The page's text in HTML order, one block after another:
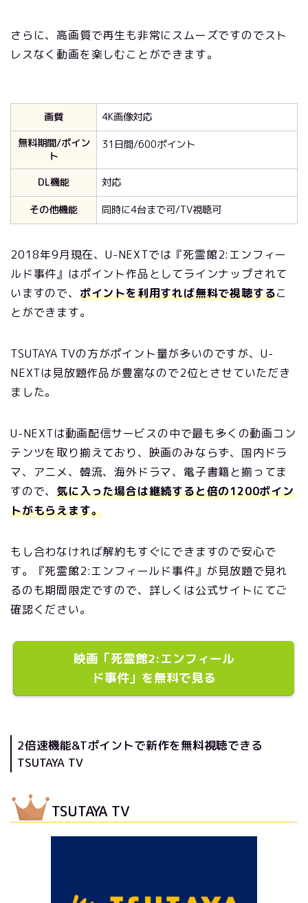
さらに、高画質で再生も非常にスムーズですのでスト
レスなく動画を楽しむことができます。
画質
4K画像対応
無料期間/ポイン
ト
31日間/600ポイント
DL機能
対応
その他機能
同時に4台まで可/TV視聴可
2018年9月現在、U-NEXTでは『死霊館2:エンフィー
ルド事件』はポイント作品としてラインナップされて
いますので、 ポイントを利用すれば無料で視聴するこ
とができます。
TSUTAYA TVの方がポイント量が多いのですが、U-
NEXTは見放題作品が豊富なので2位とさせていただき
ました。
U-NEXTは動画配信サービスの中で最も多くの動画コン
テンツを取り揃えており、映画のみならず、国内ドラ
マ、アニメ、韓流、海外ドラマ、電子書籍と揃ってま
すので、気に入った場合は継続すると倍の1200ポイン
トがもらえます。
もし合わなければ解約もすぐにできますので安心で
す。『死霊館2:エンフィールド事件』が見放題で見れ
るのも期間限定ですので、詳しくは公式サイトにてご
確認ください。
映画「死霊館2:エンフィール
ド事件」を無料で見る
2倍速機能&Tポイントで新作を無料視聴できる
TSUTAYA TV
TSUTAYA TV